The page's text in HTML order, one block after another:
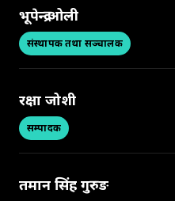
भूपेन्द्र ओली
संस्थापक तथा सञ्चालक
रक्षा जोशी
सम्पादक
तमान सिंह गुरुङ